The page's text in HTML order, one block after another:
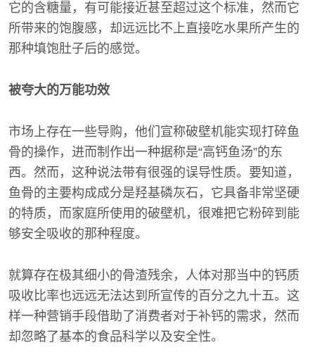
它的含糖量，有可能接近甚至超过这个标准，然而它
所带来的饱腹感，却远远比不上直接吃水果所产生的
那种填饱肚子后的感觉。
被夸大的万能功效
市场上存在一些导购，他们宣称破壁机能实现打碎鱼
骨的操作，进而制作出一种据称是“高钙鱼汤”的东
西。然而，这种说法带有很强的误导性质。要知道，
鱼骨的主要构成成分是羟基磷灰石，它具备非常坚硬
的特质，而家庭所使用的破壁机，很难把它粉碎到能
够安全吸收的那种程度。
就算存在极其细小的骨渣残余，人体对那当中的钙质
吸收比率也远远无法达到所宣传的百分之九十五。这
样一种营销手段借助了消费者对于补钙的需求，然而
却忽略了基本的食品科学以及安全性。